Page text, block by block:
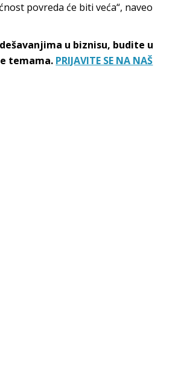
povreda će biti veća“, naveo
u biznisu, budite u
temama. PRIJAVITE SE NA NAŠ